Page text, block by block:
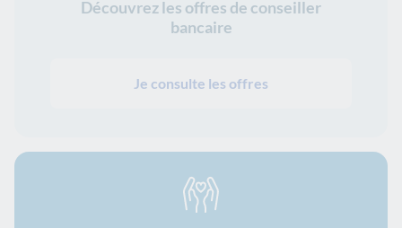
Découvrez les offres de conseiller
bancaire
Je consulte les offres